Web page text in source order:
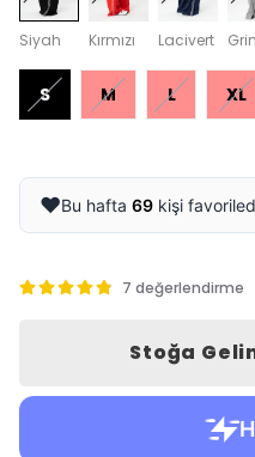
Siyah Kırmızı Lacivert
S M L XL
❤️Bu hafta 69 kişi
7 değerlendirme
Stoğa